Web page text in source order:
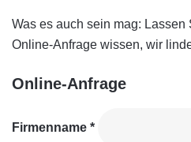
Was es auch sein mag:
Online-Anfrage wissen, wir
Online-Anfrage
Firmenname *